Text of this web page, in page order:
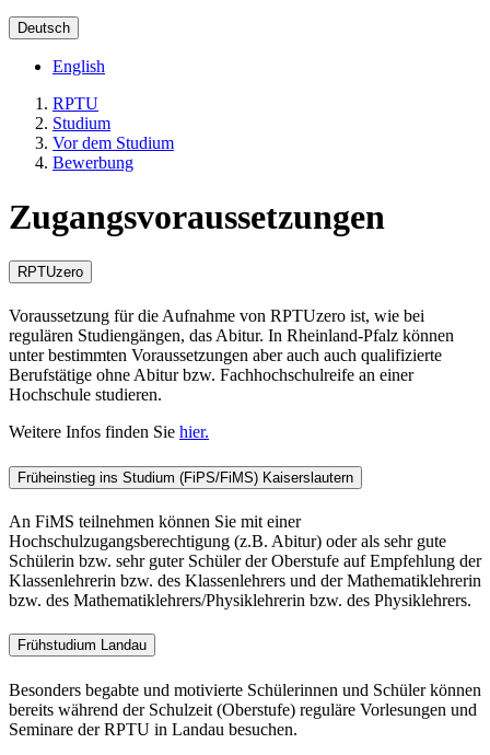
Deutsch
English
RPTU
Studium
Vor dem Studium
Bewerbung
Zugangsvoraussetzungen
RPTUzero
Voraussetzung für die Aufnahme von RPTUzero ist, wie bei
regulären Studiengängen, das Abitur. In Rheinland-Pfalz können
unter bestimmten Voraussetzungen aber auch auch qualifizierte
Berufstätige ohne Abitur bzw. Fachhochschulreife an einer
Hochschule studieren.
Weitere Infos finden Sie hier.
Früheinstieg ins Studium (FiPS/FiMS) Kaiserslautern
An FiMS teilnehmen können Sie mit einer
Hochschulzugangsberechtigung (z.B. Abitur) oder als sehr gute
Schülerin bzw. sehr guter Schüler der Oberstufe auf Empfehlung der
Klassenlehrerin bzw. des Klassenlehrers und der Mathematiklehrerin
bzw. des Mathematiklehrers/Physiklehrerin bzw. des Physiklehrers.
Frühstudium Landau
Besonders begabte und motivierte Schülerinnen und Schüler können
bereits während der Schulzeit (Oberstufe) reguläre Vorlesungen und
Seminare der RPTU in Landau besuchen.